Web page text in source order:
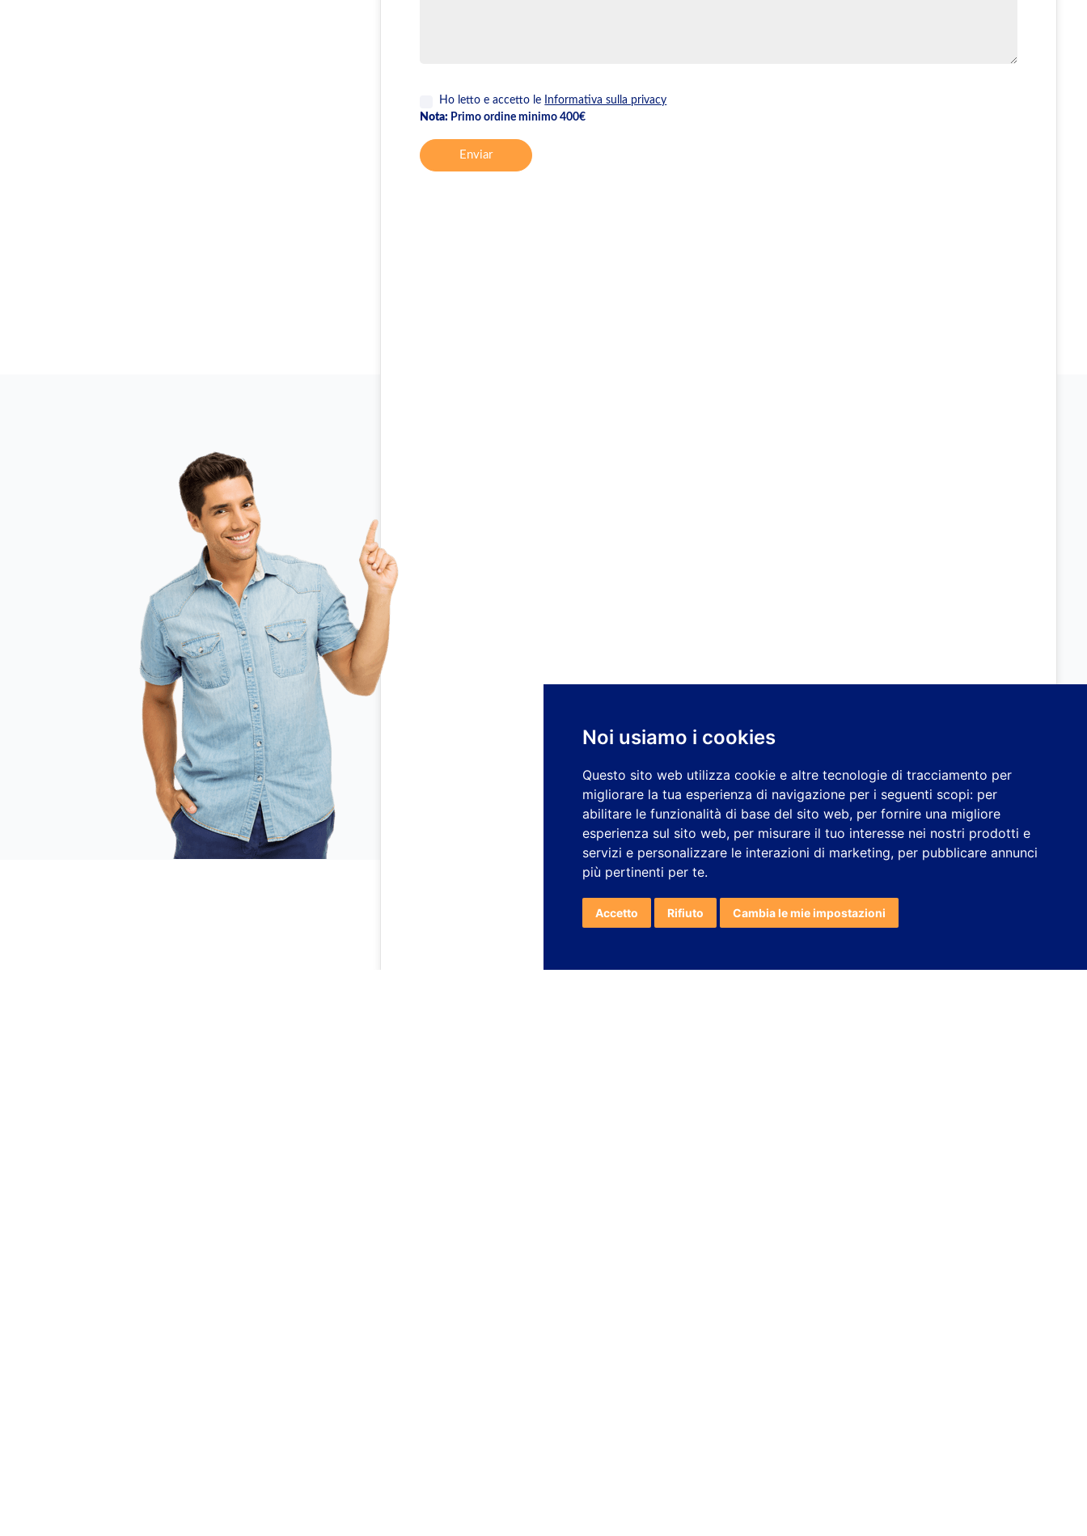
Noi usiamo i cookies
Questo sito web utilizza cookie e altre tecnologie di tracciamento per
migliorare la tua esperienza di navigazione per i seguenti scopi: per
abilitare le funzionalità di base del sito web, per fornire una migliore
esperienza sul sito web, per misurare il tuo interesse nei nostri prodotti e
servizi e personalizzare le interazioni di marketing, per pubblicare annunci
più pertinenti per te.
Accetto Rifiuto Cambia le mie impostazioni
Ho letto e accetto le
Informativa sulla privacy
Nota: Primo ordine minimo 400€
Enviar